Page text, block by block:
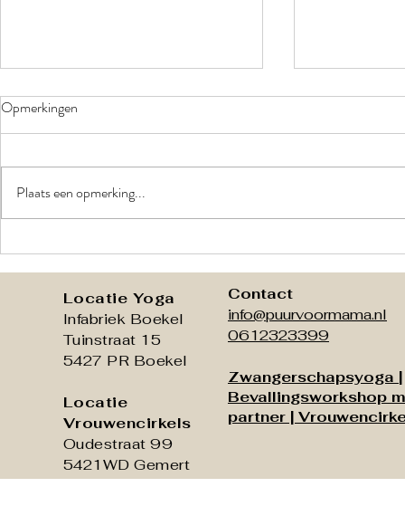
Help! Waar zet ik het bevalbad
neer?
Waarom zou
schrijven?
Opmerkingen
Plaats een opmerking...
Locatie Yoga
Infabriek Boekel
Tuinstraat 15
5427 PR Boekel
Locatie
Vrouwencirkels
Oudestraat 99
5421WD Gemert
Contact
info@puurvoormama.nl
0612323399
Zwangerschapsyoga |
Bevallingsworkshop
partner |